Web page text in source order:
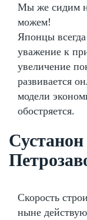
Мы же сидим
можем!
Японцы
уважение к
увеличение
развивается
модели
обостряется.
Скорость
ныне